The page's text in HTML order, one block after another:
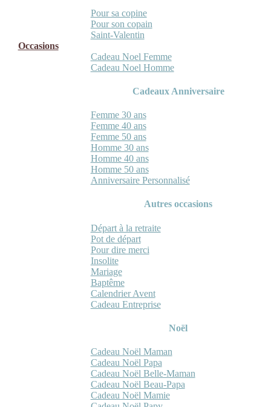
Pour sa copine
Pour son copain
Saint-Valentin
Occasions
Cadeau Noel Femme
Cadeau Noel Homme
Cadeaux Anniversaire
Femme 30 ans
Femme 40 ans
Femme 50 ans
Homme 30 ans
Homme 40 ans
Homme 50 ans
Anniversaire Personnalisé
Autres occasions
Départ à la retraite
Pot de départ
Pour dire merci
Insolite
Mariage
Baptême
Calendrier Avent
Cadeau Entreprise
Noël
Cadeau Noël Maman
Cadeau Noël Papa
Cadeau Noël Belle-Maman
Cadeau Noël Beau-Papa
Cadeau Noël Mamie